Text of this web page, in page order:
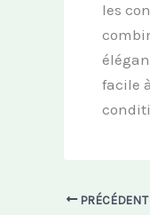
les
facile
PRÉCÉDENT